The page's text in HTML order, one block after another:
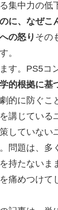
集中力の低
に、なぜこ
の怒り その
。
す。PS5コ
的根拠に基
的に防ぐこ
講じている
していない
問題は、多
持たないま
痛めつけて